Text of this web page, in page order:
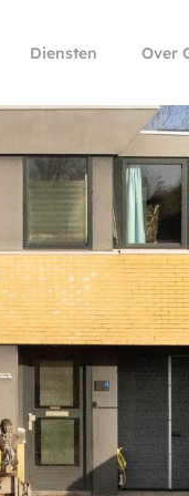
Diensten Over